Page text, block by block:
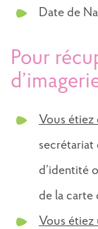
Date de
Pour
Vous
secrétariat
d’identité
de la carte
Vous étiez